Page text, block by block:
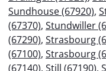
Sundhouse (67920),
(67370), Stundwiller
(67290), Strasbourg
(67100), Strasbourg
(67140), Still (67190),